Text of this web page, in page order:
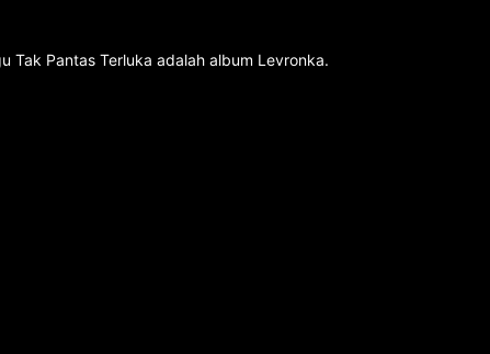
Tak Pantas Terluka adalah album Levronka.